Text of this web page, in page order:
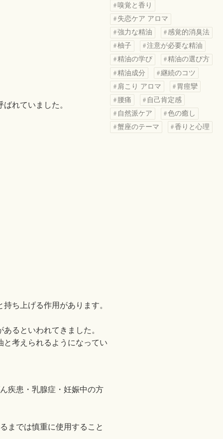
れていました。
ち上げる作用があります。
るといわれてきました。
と考えられるようになってい
疾患・乳腺症・妊娠中の方
までは慎重に使用すること
嗅覚と香り
失恋ケア アロマ
強力な精油
感覚的消臭法
柚子
注意が必要な精油
精油の学び
精油の選び方
精油成分
継続のコツ
肩こり アロマ
胃痙攣
腰痛
自己肯定感
自然派ケア
色の癒し
蟹座のテーマ
香りと心理